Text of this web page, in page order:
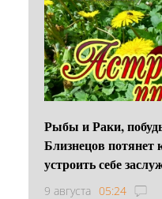
Рыбы и Раки,
Близнецов
устроить себе
9 августа 05:24